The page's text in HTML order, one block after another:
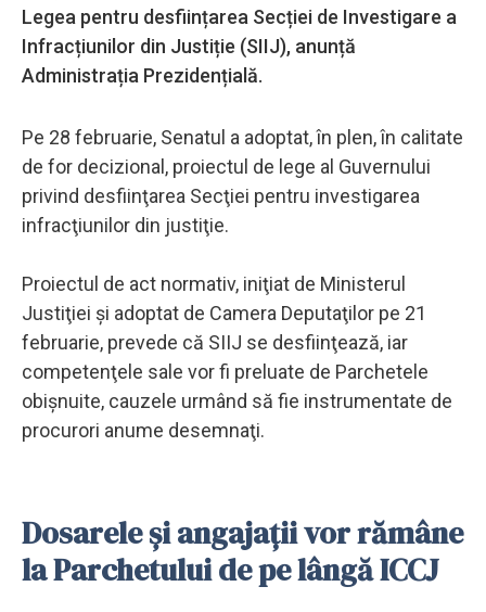
Legea pentru desființarea Secției de Investigare a
Infracțiunilor din Justiție (SIIJ), anunță
Administrația Prezidențială.
Pe 28 februarie, Senatul a adoptat, în plen, în calitate
de for decizional, proiectul de lege al Guvernului
privind desfiinţarea Secţiei pentru investigarea
infracţiunilor din justiţie.
Proiectul de act normativ, iniţiat de Ministerul
Justiţiei şi adoptat de Camera Deputaţilor pe 21
februarie, prevede că SIIJ se desfiinţează, iar
competenţele sale vor fi preluate de Parchetele
obişnuite, cauzele urmând să fie instrumentate de
procurori anume desemnaţi.
Dosarele și angajații vor rămâne
la Parchetului de pe lângă ICCJ